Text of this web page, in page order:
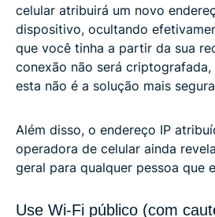
celular atribuirá um novo
dispositivo, ocultando
que você tinha a partir da sua
conexão não será
esta não é a solução mais
Além disso, o endereço IP
operadora de celular ainda
geral para qualquer pessoa que
Use Wi-Fi público (com